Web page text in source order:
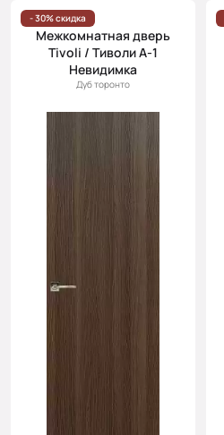
- 30% скидка
Межкомнатная дверь
Tivoli / Тиволи А-1
Невидимка
Дуб торонто